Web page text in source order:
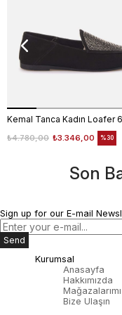
₺3.346,00
₺4.780,00 %30
Son
Sign up for our E-mail
Send
Kurumsal
Anasayfa
Hakkımızda
Bize Ulaşın